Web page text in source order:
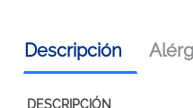
Descripción
DESCRIPCIÓN